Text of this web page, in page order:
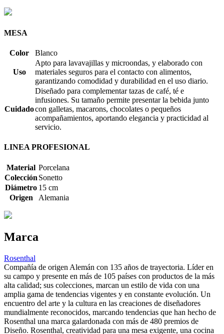
MESA
Color Blanco
Uso
Apto para lavavajillas y microondas, y elaborado con
materiales seguros para el contacto con alimentos,
garantizando comodidad y durabilidad en el uso diario.
Cuidado
Diseñado para complementar tazas de café, té e
infusiones. Su tamaño permite presentar la bebida junto
con galletas, macarons, chocolates o pequeños
acompañamientos, aportando elegancia y practicidad al
servicio.
LINEA PROFESIONAL
Material Porcelana
Colección Sonetto
Diámetro 15 cm
Origen
Alemania
Marca
Rosenthal
Compañía de origen Alemán con 135 años de trayectoria. Líder en
su campo y presente en más de 105 países con productos de la más
alta calidad; sus colecciones, marcan un estilo de vida con una
amplia gama de tendencias vigentes y en constante evolución. Un
encuentro del arte y la cultura en las creaciones de diseñadores
mundialmente reconocidos, marcando tendencias que han hecho de
Rosenthal una marca galardonada con más de 480 premios de
Diseño. Rosenthal, creatividad para una mesa exigente, una cocina